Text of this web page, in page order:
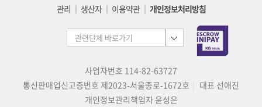
관리 │ 생산자│ 이용약관│ 개인정보처리방침
사업자번호 114-82-63727
통신판매업신고증번호 제2023-서울종로-1672호
대표 선애진
개인정보관리책임자 윤성은